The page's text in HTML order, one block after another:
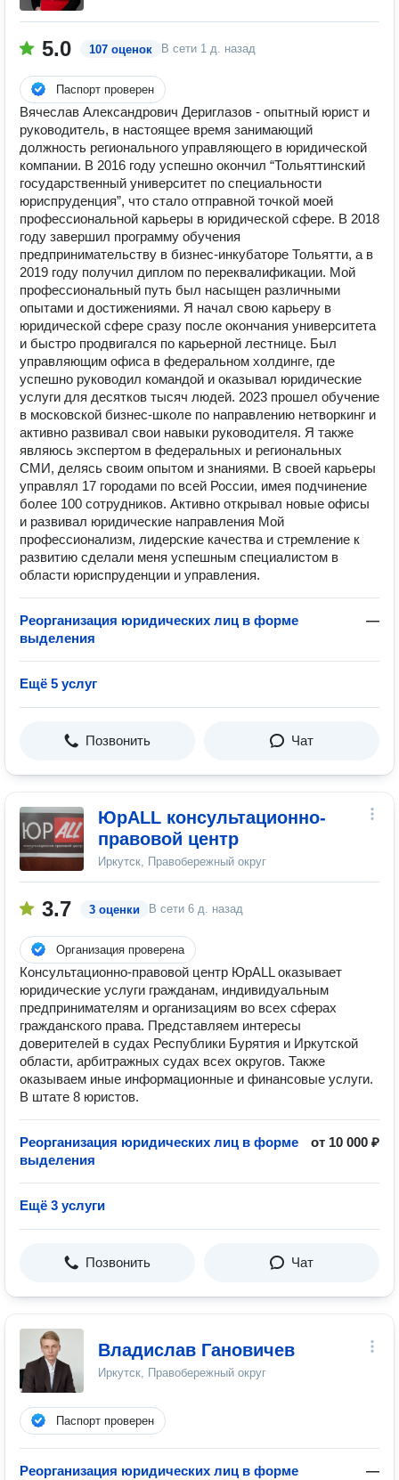
5.0 107 оценок В сети 1 д. назад
Паспорт проверен
Вячеслав Александрович Дериглазов - опытный юрист и
руководитель, в настоящее время занимающий
должность регионального управляющего в юридической
компании. В 2016 году успешно окончил “Тольяттинский
государственный университет по специальности
юриспруденция”, что стало отправной точкой моей
профессиональной карьеры в юридической сфере. В 2018
году завершил программу обучения
предпринимательству в бизнес-инкубаторе Тольятти, а в
2019 году получил диплом по переквалификации. Мой
профессиональный путь был насыщен различными
опытами и достижениями. Я начал свою карьеру в
юридической сфере сразу после окончания университета
и быстро продвигался по карьерной лестнице. Был
управляющим офиса в федеральном холдинге, где
успешно руководил командой и оказывал юридические
услуги для десятков тысяч людей. 2023 прошел обучение
в московской бизнес-школе по направлению нетворкинг и
активно развивал свои навыки руководителя. Я также
являюсь экспертом в федеральных и региональных
СМИ, делясь своим опытом и знаниями. В своей карьеры
управлял 17 городами по всей России, имея подчинение
более 100 сотрудников. Активно открывал новые офисы
и развивал юридические направления Мой
профессионализм, лидерские качества и стремление к
развитию сделали меня успешным специалистом в
области юриспруденции и управления.
Реорганизация юридических лиц в форме
выделения
—
Ещё 5 услуг
Позвонить Чат
ЮрALL консультационно-
правовой центр
Иркутск, Правобережный округ
3.7 3 оценки В сети 6 д. назад
Организация проверена
Консультационно-правовой центр ЮрALL оказывает
юридические услуги гражданам, индивидуальным
предпринимателям и организациям во всех сферах
гражданского права. Представляем интересы
доверителей в судах Республики Бурятия и Иркутской
области, арбитражных судах всех округов. Также
оказываем иные информационные и финансовые услуги.
В штате 8 юристов.
Реорганизация юридических лиц в форме
выделения
от 10 000 ₽
Ещё 3 услуги
Позвонить Чат
Владислав Гановичев
Иркутск, Правобережный округ
Паспорт проверен
Реорганизация юридических лиц в форме
—